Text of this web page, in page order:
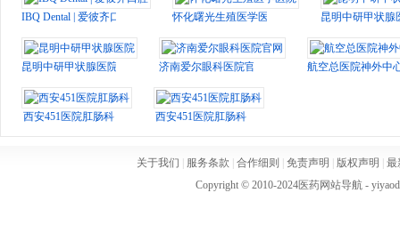
IBQ Dental | 爱彼齐口腔 怀化曙光生殖医学医院 昆明中研甲状腺
昆明中研甲状腺医院 济南爱尔眼科医院官网 航空总医院神外中
西安451医院肛肠科 西安451医院肛肠科
关于我们 服务条款 合作细则 免责声明 版权声明
最
Copyright © 2010-2024医药网站导航-